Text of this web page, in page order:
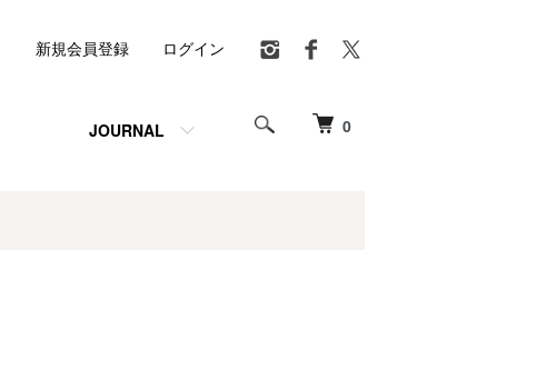
0
JOURNAL
新規会員登録 ログイン